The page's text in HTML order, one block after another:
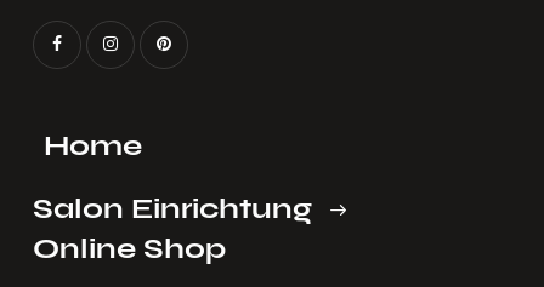
Home
Salon Einrichtung
Online Shop